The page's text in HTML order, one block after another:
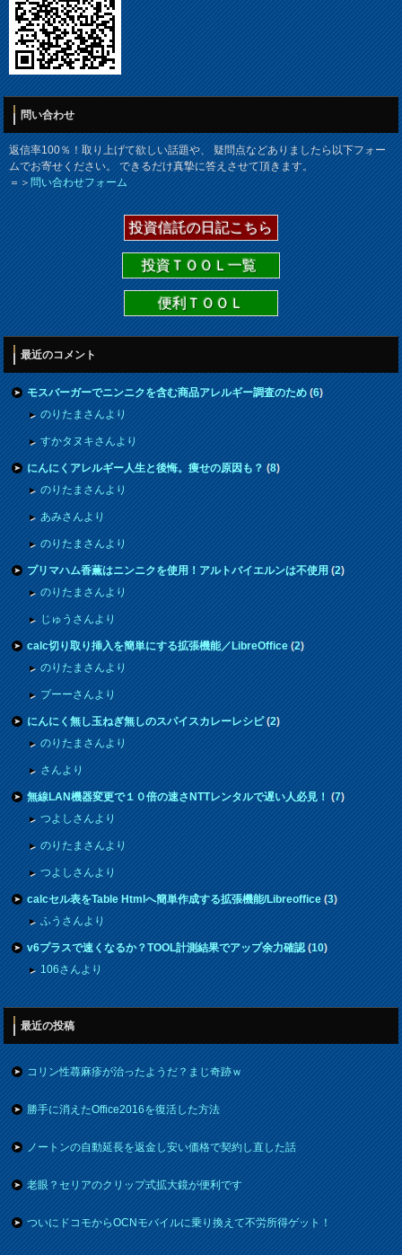
問い合わせ
返信率100％！取り上げて欲しい話題や、 疑問点などありましたら以下フォー
ムでお寄せください。 できるだけ真摯に答えさせて頂きます。
＝＞問い合わせフォーム
投資信託の日記こちら
投資ＴＯＯＬ一覧
便利ＴＯＯＬ
最近のコメント
モスバーガーでニンニクを含む商品アレルギー調査のため(6)
のりたまさんより
すかタヌキさんより
にんにくアレルギー人生と後悔。痩せの原因も？(8)
のりたまさんより
あみさんより
のりたまさんより
プリマハム香薫はニンニクを使用！アルトバイエルンは不使用(2)
のりたまさんより
じゅうさんより
calc切り取り挿入を簡単にする拡張機能／LibreOffice(2)
のりたまさんより
プーーさんより
にんにく無し玉ねぎ無しのスパイスカレーレシピ(2)
のりたまさんより
さんより
無線LAN機器変更で１０倍の速さNTTレンタルで遅い人必見！(7)
つよしさんより
のりたまさんより
つよしさんより
calcセル表をTable Htmlへ簡単作成する拡張機能/Libreoffice(3)
ふうさんより
v6プラスで速くなるか？TOOL計測結果でアップ余力確認(10)
106さんより
最近の投稿
コリン性蕁麻疹が治ったようだ？まじ奇跡ｗ
勝手に消えたOffice2016を復活した方法
ノートンの自動延長を返金し安い価格で契約し直した話
老眼？セリアのクリップ式拡大鏡が便利です
ついにドコモからOCNモバイルに乗り換えて不労所得ゲット！